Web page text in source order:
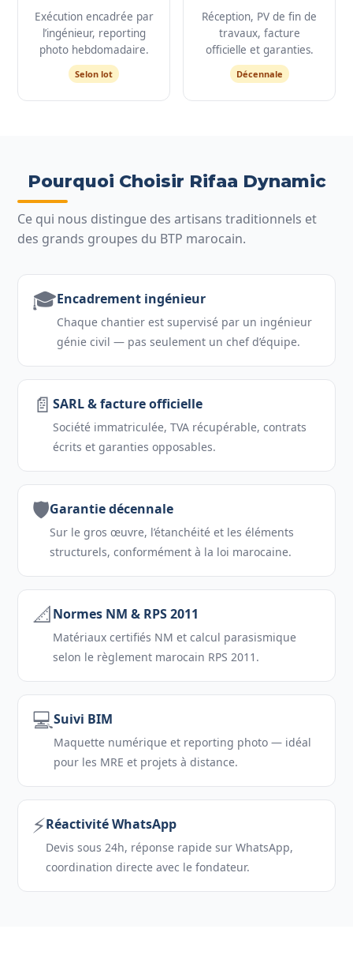
Exécution encadrée par
l’ingénieur, reporting
photo hebdomadaire.
Selon lot
Réception, PV de fin de
travaux, facture
officielle et garanties.
Décennale
Pourquoi Choisir Rifaa Dynamic
Ce qui nous distingue des artisans traditionnels et
des grands groupes du BTP marocain.
🎓Encadrement ingénieur
Chaque chantier est supervisé par un ingénieur
génie civil — pas seulement un chef d’équipe.
📄 SARL & facture officielle
Société immatriculée, TVA récupérable, contrats
écrits et garanties opposables.
🛡️Garantie décennale
Sur le gros œuvre, l’étanchéité et les éléments
structurels, conformément à la loi marocaine.
📐Normes NM & RPS 2011
Matériaux certifiés NM et calcul parasismique
selon le règlement marocain RPS 2011.
💻Suivi BIM
Maquette numérique et reporting photo — idéal
pour les MRE et projets à distance.
⚡Réactivité WhatsApp
Devis sous 24h, réponse rapide sur WhatsApp,
coordination directe avec le fondateur.